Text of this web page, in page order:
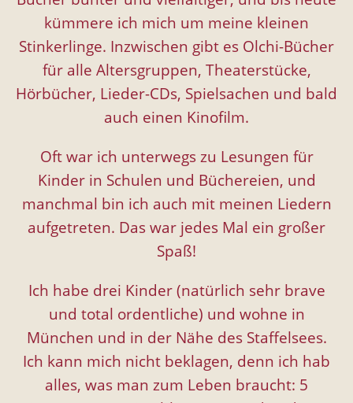
kümmere ich mich um meine kleinen
Stinkerlinge. Inzwischen gibt es Olchi-Bücher
für alle Altersgruppen, Theaterstücke,
Hörbücher, Lieder-CDs, Spielsachen und bald
auch einen Kinofilm.
Oft war ich unterwegs zu Lesungen für
Kinder in Schulen und Büchereien, und
manchmal bin ich auch mit meinen Liedern
aufgetreten. Das war jedes Mal ein großer
Spaß!
Ich habe drei Kinder (natürlich sehr brave
und total ordentliche) und wohne in
München und in der Nähe des Staffelsees.
Ich kann mich nicht beklagen, denn ich hab
alles, was man zum Leben braucht: 5